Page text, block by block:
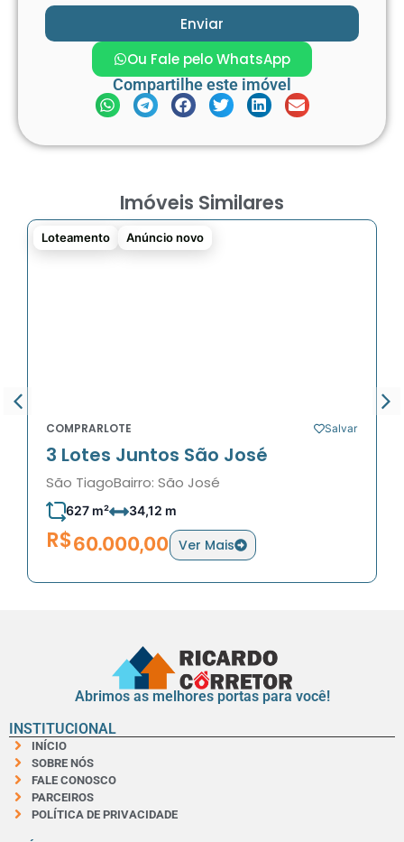
Enviar
Ou Fale pelo WhatsApp
Compartilhe este imóvel
Imóveis Similares
Loteamento Anúncio novo
COMPRARLOTE Salvar
3 Lotes Juntos São José
São TiagoBairro: São José
627 m² 34,12 m
R$60.000,00 Ver Mais
Abrimos as melhores portas para você!
INSTITUCIONAL
INÍCIO
SOBRE NÓS
FALE CONOSCO
PARCEIROS
POLÍTICA DE PRIVACIDADE